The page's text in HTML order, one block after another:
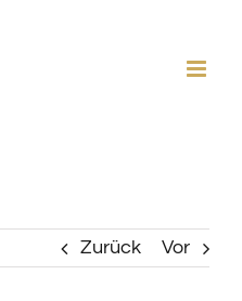
Zurück Vor